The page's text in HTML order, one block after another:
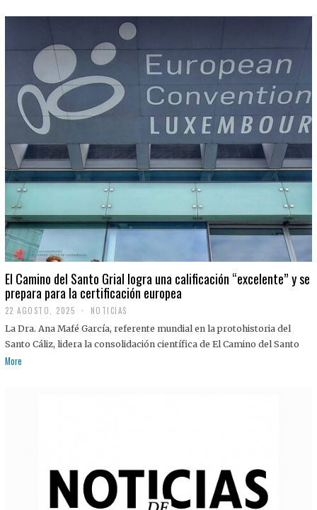
El Camino del Santo Grial logra una calificación “excelente” y se
prepara para la certificación europea
22 AGOSTO, 2025
2
A
G
NOTICIAS
La Dra. Ana Mafé García, referente mundial en la protohistoria del
Santo Cáliz, lidera la consolidación científica de El Camino del Santo
More